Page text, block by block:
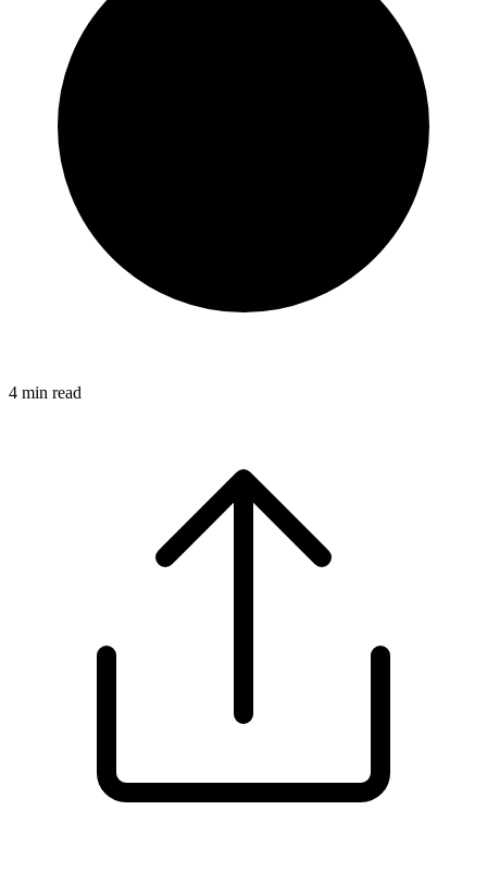
4 min read